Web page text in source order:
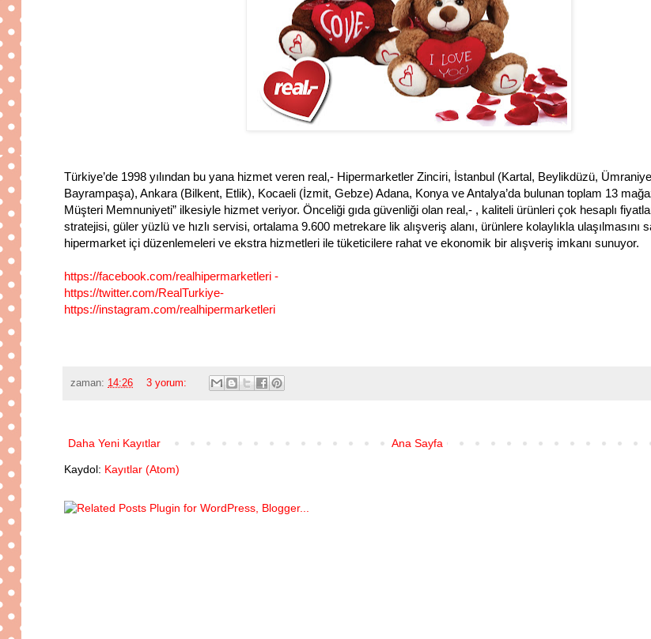
Türkiye’de 1998 yılından bu yana hizmet veren real,- Hipermarketler Zinciri, İstanbul (Kartal, Beylikdüzü,
Bayrampaşa), Ankara (Bilkent, Etlik), Kocaeli (İzmit, Gebze) Adana, Konya ve Antalya’da bulunan toplam 13
Müşteri Memnuniyeti” ilkesiyle hizmet veriyor. Önceliği gıda güvenliği olan real,- , kaliteli ürünleri çok hesaplı
stratejisi, güler yüzlü ve hızlı servisi, ortalama 9.600 metrekare lik alışveriş alanı, ürünlere kolaylıkla ulaşılmasını
hipermarket içi düzenlemeleri ve ekstra hizmetleri ile tüketicilere rahat ve ekonomik bir alışveriş imkanı sunuyor.
https://facebook.com/realhipermarketleri -
https://twitter.com/RealTurkiye-
https://instagram.com/realhipermarketleri
zaman: 14:26 3 yorum:
Daha Yeni Kayıtlar Ana Sayfa
Kaydol: Kayıtlar (Atom)